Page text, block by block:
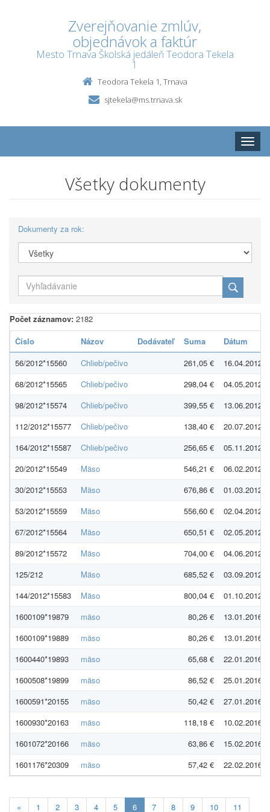
Zverejňovanie zmlúv,
objednávok a faktúr
Mesto Trnava Školská jedáleň Teodora Tekela
1
Teodora Tekela 1, Trnava
sjtekela@ms.trnava.sk
Toggle
Všetky dokumenty
Dokumenty za rok:
Počet záznamov: 2182
Číslo
Názov Dodávateľ Suma
Dátum
56/2012*15560
Chlieb/pečivo 261,05 €
16.04.2012
68/2012*15565
Chlieb/pečivo 298,04 €
04.05.2012
98/2012*15574
Chlieb/pečivo 399,55 €
13.06.2012
112/2012*15577
Chlieb/pečivo 138,40 €
20.07.2012
164/2012*15587
Chlieb/pečivo 256,65 €
05.11.2012
20/2012*15549
Mäso 546,21 €
06.02.2012
30/2012*15553
Mäso 676,86 €
01.03.2012
53/2012*15559
Mäso 556,60 €
02.04.2012
67/2012*15564
Mäso 650,51 €
02.05.2012
89/2012*15572
Mäso 704,00 €
04.06.2012
125/212
Mäso 685,52 €
03.09.2012
144/2012*15583
Mäso 800,04 €
01.10.2012
1600109*19879
mäso 80,26 €
13.01.2016
1600109*19889
mäso 80,26 €
13.01.2016
1600440*19893
mäso 65,68 €
22.01.2016
1600508*19899
mäso 86,52 €
25.01.2016
1600591*20155
mäso 50,42 €
27.01.2016
1600930*20163
mäso 118,18 €
10.02.2016
1601072*20166
mäso 63,86 €
15.02.2016
1601176*20309
mäso 57,42 € 22.02.2016
« 1 2 3 4 5 6Aktuálna
7 8 9 10 11